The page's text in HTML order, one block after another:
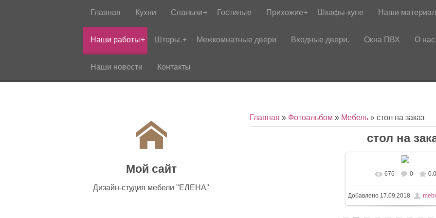
Главная Кухни Спальни Гостиные Прихожие Шкафы-купе Наши
Наши работы Шторы. Межкомнатные двери Входные двери. Окна ПВХ О нас.
Наши новости Контакты
Мой сайт
Дизайн-студия мебели "ЕЛЕНА"
Главная » Фотоальбом » Мебель» стол на заказ
стол на
676 0 0.0
Добавлено17.09.2018